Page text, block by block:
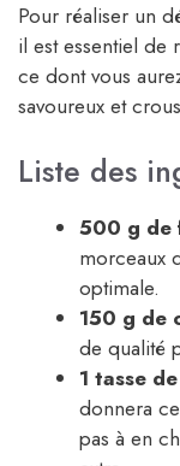
Pour réaliser un
il est essentiel de
ce dont vous
savoureux et
Liste des
500 g de
morceaux
optimale.
150 g de
de qualité
1 tasse
donnera
pas à en